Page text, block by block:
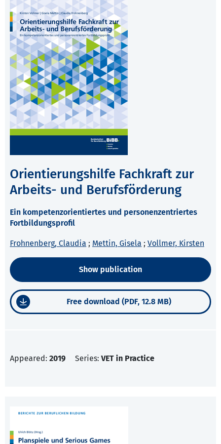
Orientierungshilfe Fachkraft zur
Arbeits- und Berufsförderung
Ein kompetenzorientiertes und personenzentriertes
Fortbildungsprofil
Frohnenberg, Claudia ; Mettin, Gisela ; Vollmer, Kirsten
Show publication
Free download (PDF, 12.8 MB)
Appeared: 2019 Series: VET in Practice